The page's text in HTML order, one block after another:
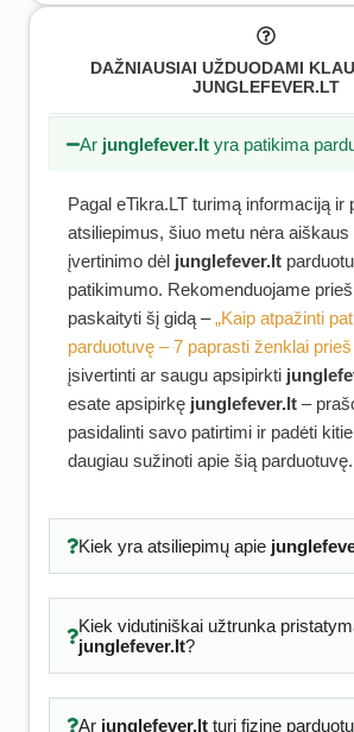
DAŽNIAUSIAI UŽDUODAMI
JUNGLEFEVER.LT
Ar junglefever.lt yra patikima
Pagal eTikra.LT turimą informaciją ir
atsiliepimus, šiuo metu nėra aiškaus
įvertinimo dėl junglefever.lt
patikimumo. Rekomenduojame
paskaityti šį gidą –„Kaip atpažinti
parduotuvę – 7 paprasti ženklai prieš
įsivertinti ar saugu apsipirkti
esate apsipirkę junglefever.lt –
pasidalinti savo patirtimi ir padėti
daugiau sužinoti apie šią parduotuvę.
Kiek yra atsiliepimų apie
Kiek vidutiniškai užtrunka
junglefever.lt?
Ar junglefever.ltturi fizinę